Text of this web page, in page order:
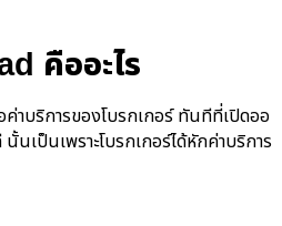
คืออะไร
าบริการของโบรกเกอร์ ทันทีที่เปิดออ
นเป็นเพราะโบรกเกอร์ได้หักค่าบริการ